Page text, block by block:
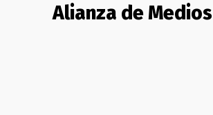
Alianza de Medios